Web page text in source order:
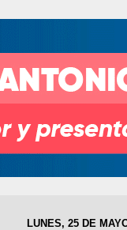
LUNES, 25 DE